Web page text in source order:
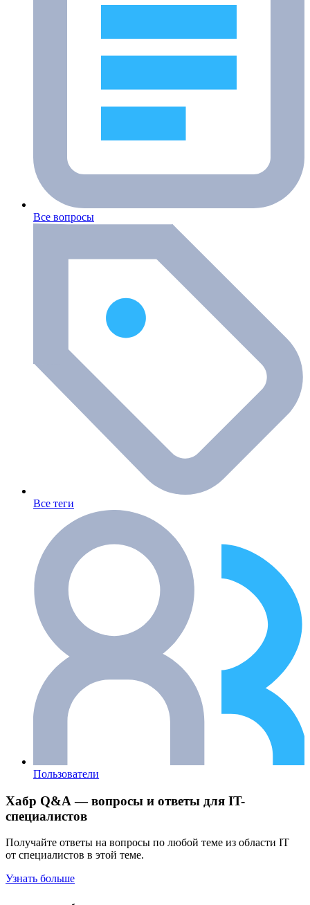
Все вопросы
Все теги
Пользователи
Хабр Q&A — вопросы и ответы для IT-
специалистов
Получайте ответы на вопросы по любой теме из области IT
от специалистов в этой теме.
Узнать больше